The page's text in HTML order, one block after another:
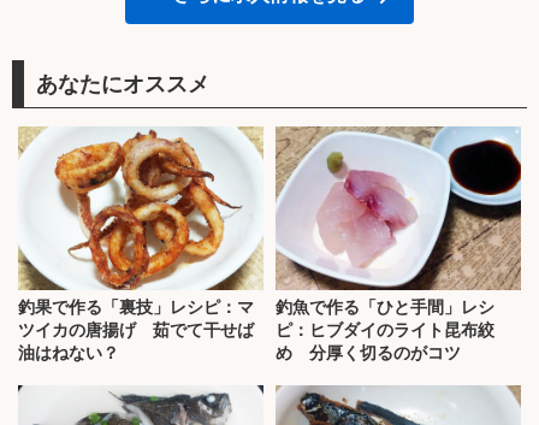
あなたにオススメ
釣果で作る「裏技」レシピ：マ
ツイカの唐揚げ 茹でて干せば
油はねない？
釣魚で作る「ひと手間」レシ
ピ：ヒブダイのライト昆布絞
め 分厚く切るのがコツ